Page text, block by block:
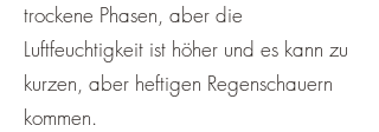
trockene Phasen, aber die
Luftfeuchtigkeit ist höher und es kann zu
kurzen, aber heftigen Regenschauern
kommen.